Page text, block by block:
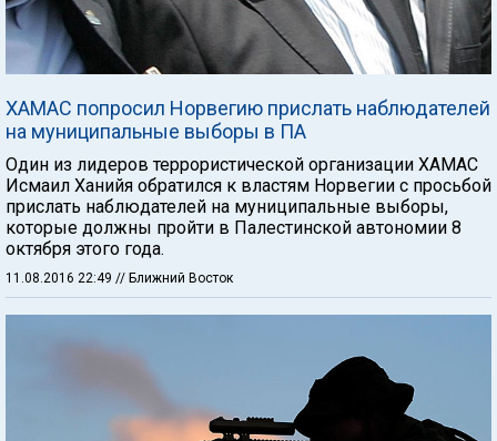
ХАМАС попросил Норвегию прислать наблюдателей
на муниципальные выборы в ПА
Один из лидеров террористической организации ХАМАС
Исмаил Ханийя обратился к властям Норвегии с просьбой
прислать наблюдателей на муниципальные выборы,
которые должны пройти в Палестинской автономии 8
октября этого года.
11.08.2016 22:49 // Ближний Восток